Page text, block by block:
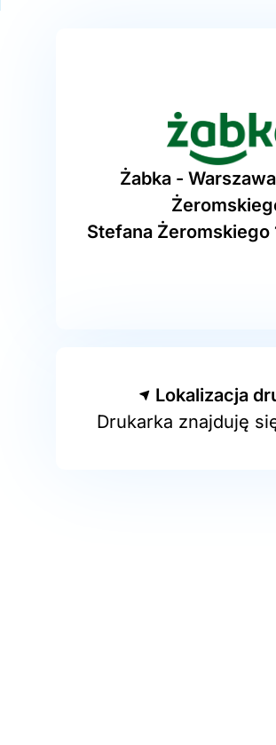
Żabka -
Stefana Żeromskiego
Lokalizacja
Drukarka znajduję